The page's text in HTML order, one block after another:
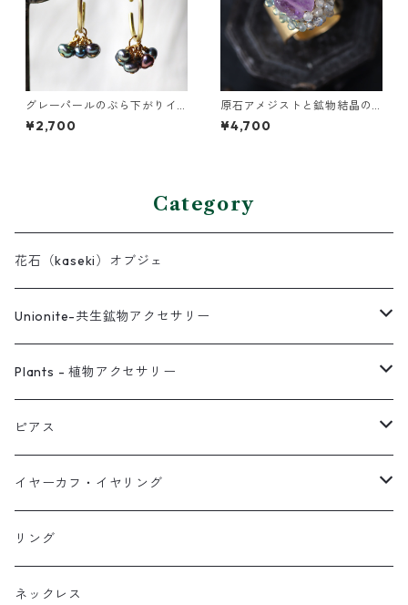
グレーパールのぶら下がりイ
ヤーカフ
¥2,700
原石アメジストと鉱物結晶の
真鍮幅広イヤーカフ
¥4,700
Category
花石（kaseki）オブジェ
Unionite-共生鉱物アクセサリー
ピアス
ネックレス
イヤーカフ
イヤリング
Plants - 植物アクセサリー
ピアス
ネックレス
リング
ブレス
ピアス
スタッド・一粒
フック・ぶら下がり
フープ
イヤーカフ・イヤリング
原石イヤーカフ
植物イヤーカフ
リング
ネックレス